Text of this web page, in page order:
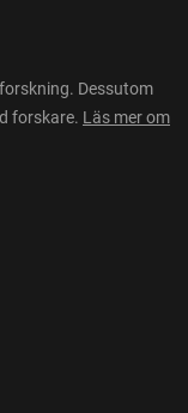
Dessutom
forskare. Läs mer om